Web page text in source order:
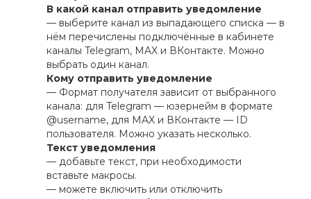
В какой канал отправить уведомление
— выберите канал из выпадающего списка — в
нём перечислены подключённые в кабинете
каналы Telegram, MAX и ВКонтакте. Можно
выбрать один канал.
Кому отправить уведомление
— Формат получателя зависит от выбранного
канала: для Telegram — юзернейм в формате
@username, для MAX и ВКонтакте — ID
пользователя. Можно указать несколько.
Текст уведомления
— добавьте текст, при необходимости
вставьте макросы.
— можете включить или отключить